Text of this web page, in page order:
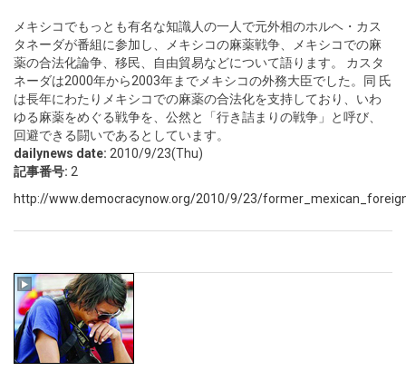
メキシコでもっとも有名な知識人の一人で元外相のホルヘ・カス
タネーダが番組に参加し、メキシコの麻薬戦争、メキシコでの麻
薬の合法化論争、移民、自由貿易などについて語ります。 カスタ
ネーダは2000年から2003年までメキシコの外務大臣でした。同 氏
は長年にわたりメキシコでの麻薬の合法化を支持しており、いわ
ゆる麻薬をめぐる戦争を、公然と「行き詰まりの戦争」と呼び、
回避できる闘いであるとしています。
dailynews date: 2010/9/23(Thu)
記事番号: 2
http://www.democracynow.org/2010/9/23/